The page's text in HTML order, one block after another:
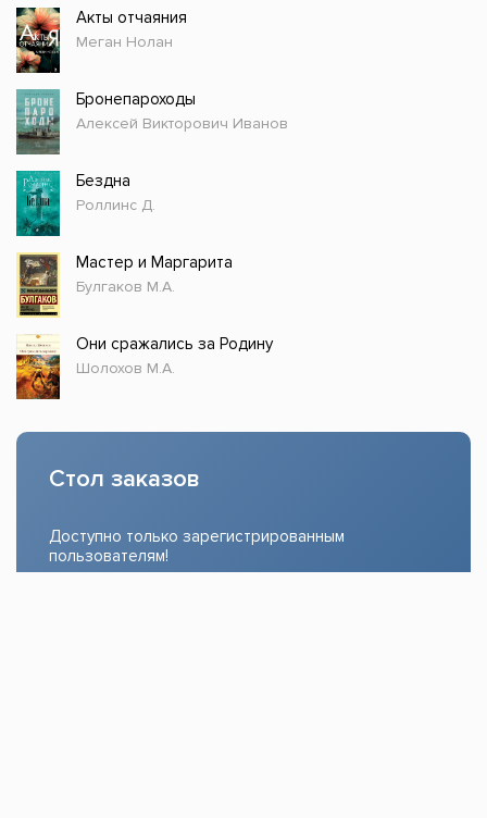
Акты отчаяния
Меган Нолан
Бронепароходы
Алексей Викторович Иванов
Бездна
Роллинс Д.
Мастер и Маргарита
Булгаков М.А.
Они сражались за Родину
Шолохов М.А.
Стол заказов
Доступно только зарегистрированным
пользователям!